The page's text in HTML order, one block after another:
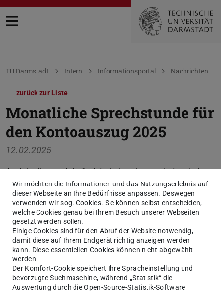
Menü öffnen
Sie befinden sich hier:
TU Darmstadt Intern Informationsportal Nachrichten
zurück zur Liste
Monatliche Sprechstunde für
den Kontoauszug 2025
12.02.2025
Auch in diesem Jahr findet wieder wie gewohnt an jedem
2. Mittwoch im Monat von 11:00 bis 12:00 Uhr eine
Sprechstunde für den Kontoauszug (Landesmittel und
Drittmittel) statt. Weitere Informationen finden Sie
hier
Wir möchten die Informationen und das Nutzungserlebnis auf
dieser Webseite an Ihre Bedürfnisse anpassen. Deswegen
verwenden wir sog. Cookies. Sie können selbst entscheiden,
welche Cookies genau bei Ihrem Besuch unserer Webseiten
gesetzt werden sollen.
Einige Cookies sind für den Abruf der Website notwendig,
damit diese auf Ihrem Endgerät richtig anzeigen werden
kann. Diese essentiellen Cookies können nicht abgewählt
werden.
Der Komfort-Cookie speichert Ihre Spracheinstellung und
bevorzugte Suchmaschine, während „Statistik“ die
Auswertung durch die Open-Source-Statistik-Software